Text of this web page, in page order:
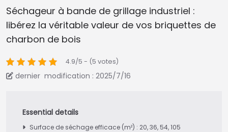
Séchageur à bande de grillage industriel :
libérez la véritable valeur de vos briquettes de
charbon de bois
4.9/5 - (5 votes)
dernier modification : 2025/7/16
Surface de séchage efficace (m²) : 20, 36, 54, 105